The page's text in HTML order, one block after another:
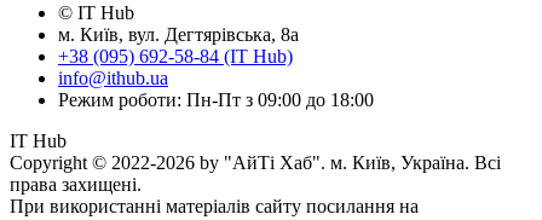
© IT Hub
м. Київ, вул. Дегтярівська, 8а
+38 (095) 692-58-84 (IT Hub)
info@ithub.ua
Режим роботи: Пн-Пт з 09:00 до 18:00
IT Hub
Copyright © 2022-2026 by "АйТі Хаб". м. Київ, Україна. Всі
права захищені.
При використанні матеріалів сайту посилання на